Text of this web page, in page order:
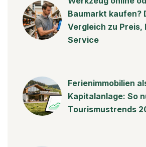
Baumarkt kaufen?
Vergleich zu Preis,
Service
Ferienimmobilien
Kapitalanlage: So
Tourismustrends